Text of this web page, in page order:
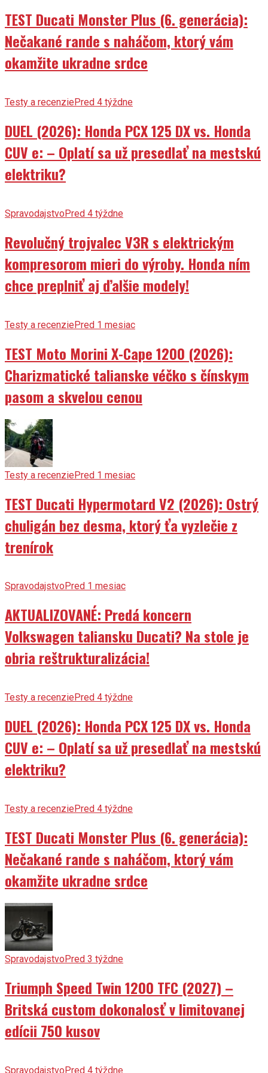
TEST Ducati Monster Plus (6. generácia):
Nečakané rande s naháčom, ktorý vám
okamžite ukradne srdce
Testy a recenziePred 4 týždne
DUEL (2026): Honda PCX 125 DX vs. Honda
CUV e: – Oplatí sa už presedlať na mestskú
elektriku?
SpravodajstvoPred 4 týždne
Revolučný trojvalec V3R s elektrickým
kompresorom mieri do výroby. Honda ním
chce preplniť aj ďalšie modely!
Testy a recenziePred 1 mesiac
TEST Moto Morini X-Cape 1200 (2026):
Charizmatické talianske véčko s čínskym
pasom a skvelou cenou
Testy a recenziePred 1 mesiac
TEST Ducati Hypermotard V2 (2026): Ostrý
chuligán bez desma, ktorý ťa vyzlečie z
trenírok
SpravodajstvoPred 1 mesiac
AKTUALIZOVANÉ: Predá koncern
Volkswagen taliansku Ducati? Na stole je
obria reštrukturalizácia!
Testy a recenziePred 4 týždne
DUEL (2026): Honda PCX 125 DX vs. Honda
CUV e: – Oplatí sa už presedlať na mestskú
elektriku?
Testy a recenziePred 4 týždne
TEST Ducati Monster Plus (6. generácia):
Nečakané rande s naháčom, ktorý vám
okamžite ukradne srdce
SpravodajstvoPred 3 týždne
Triumph Speed Twin 1200 TFC (2027) –
Britská custom dokonalosť v limitovanej
edícii 750 kusov
SpravodajstvoPred 4 týždne